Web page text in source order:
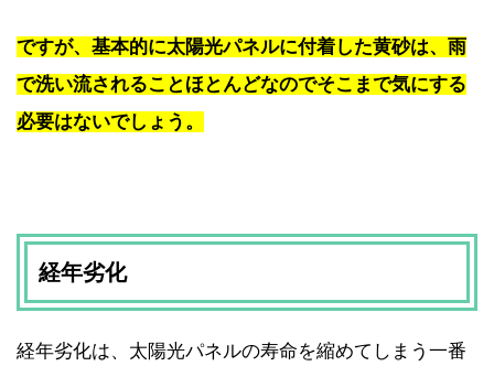
ですが、基本的に太陽光パネルに付着した黄砂は、雨
で洗い流されることほとんどなのでそこまで気にする
必要はないでしょう。
経年劣化
経年劣化は、太陽光パネルの寿命を縮めてしまう一番